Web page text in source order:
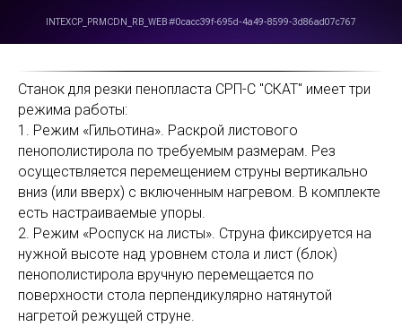
Станок для резки пенопласта СРП-С "СКАТ" имеет три
режима работы:
1. Режим «Гильотина». Раскрой листового
пенополистирола по требуемым размерам. Рез
осуществляется перемещением струны вертикально
вниз (или вверх) с включенным нагревом. В комплекте
есть настраиваемые упоры.
2. Режим «Роспуск на листы». Струна фиксируется на
нужной высоте над уровнем стола и лист (блок)
пенополистирола вручную перемещается по
поверхности стола перпендикулярно натянутой
нагретой режущей струне.